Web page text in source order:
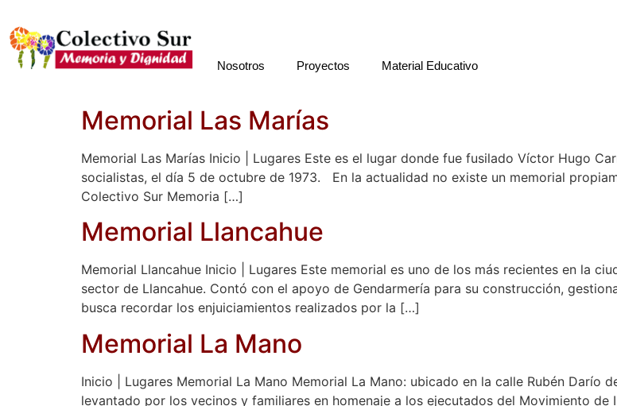
Nosotros Proyectos Material Educativo
Memorial Las Marías
Memorial Las Marías Inicio | Lugares Este es el lugar donde fue fusilado Víctor Hugo
socialistas, el día 5 de octubre de 1973. En la actualidad no existe un memorial
Colectivo Sur Memoria […]
Memorial Llancahue
Memorial Llancahue Inicio | Lugares Este memorial es uno de los más recientes en la
sector de Llancahue. Contó con el apoyo de Gendarmería para su construcción,
busca recordar los enjuiciamientos realizados por la […]
Memorial La Mano
Inicio | Lugares Memorial La Mano Memorial La Mano: ubicado en la calle Rubén Darío
levantado por los vecinos y familiares en homenaje a los ejecutados del Movimiento